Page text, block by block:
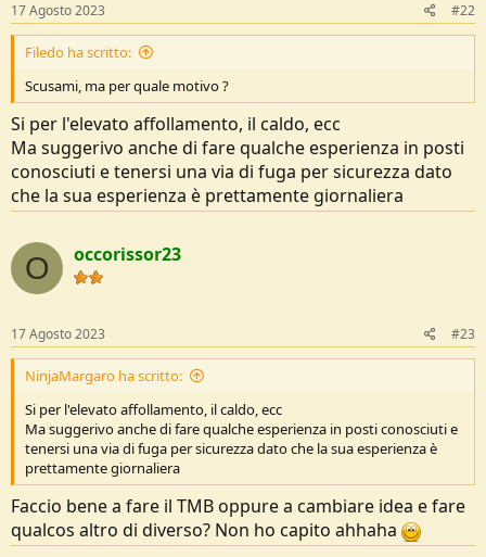
17 Agosto 2023 #22
Filedo ha scritto:
Scusami, ma per quale motivo ?
Si per l'elevato affollamento, il caldo, ecc
Ma suggerivo anche di fare qualche esperienza in posti
conosciuti e tenersi una via di fuga per sicurezza dato
che la sua esperienza è prettamente giornaliera
O occorissor23
17 Agosto 2023 #23
NinjaMargaro ha scritto:
Si per l'elevato affollamento, il caldo, ecc
Ma suggerivo anche di fare qualche esperienza in posti conosciuti e
tenersi una via di fuga per sicurezza dato che la sua esperienza è
prettamente giornaliera
Faccio bene a fare il TMB oppure a cambiare idea e fare
qualcos altro di diverso? Non ho capito ahhaha